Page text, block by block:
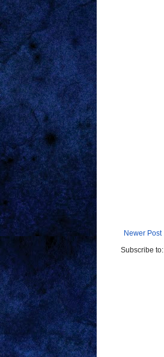
Newer Post
Subscribe to: